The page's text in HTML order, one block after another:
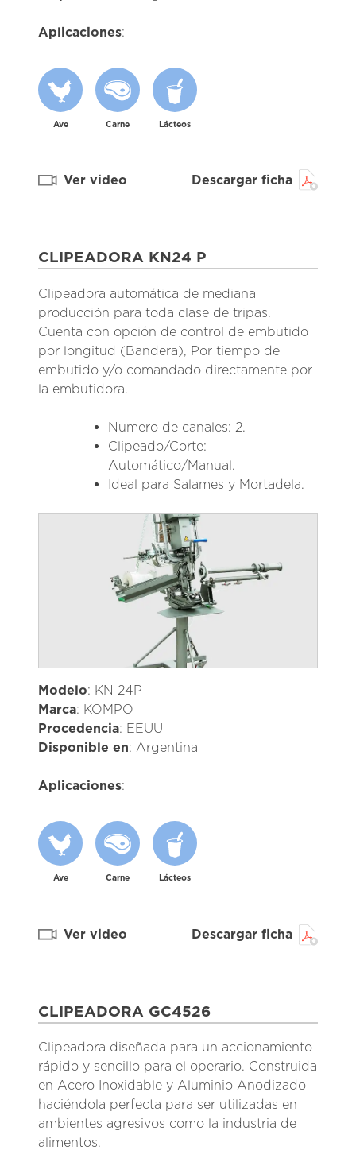
Aplicaciones:
Ave Carne Lácteos
Ver video Descargar ficha
CLIPEADORA KN24 P
Clipeadora automática de mediana
producción para toda clase de tripas.
Cuenta con opción de control de embutido
por longitud (Bandera), Por tiempo de
embutido y/o comandado directamente por
la embutidora.
Numero de canales: 2.
Clipeado/Corte:
Automático/Manual.
Ideal para Salames y Mortadela.
Modelo: KN 24P
Marca: KOMPO
Procedencia: EEUU
Disponible en: Argentina
Aplicaciones:
Ave Carne Lácteos
Ver video Descargar ficha
CLIPEADORA GC4526
Clipeadora diseñada para un accionamiento
rápido y sencillo para el operario. Construida
en Acero Inoxidable y Aluminio Anodizado
haciéndola perfecta para ser utilizadas en
ambientes agresivos como la industria de
alimentos. ​